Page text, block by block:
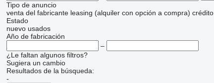
Tipo de anuncio
venta del fabricante leasing (alquiler con opción a compra) crédito
Estado
nuevo usados
Año de fabricación
–
¿Le faltan algunos filtros?
Sugiera un cambio
Resultados de la búsqueda:
-